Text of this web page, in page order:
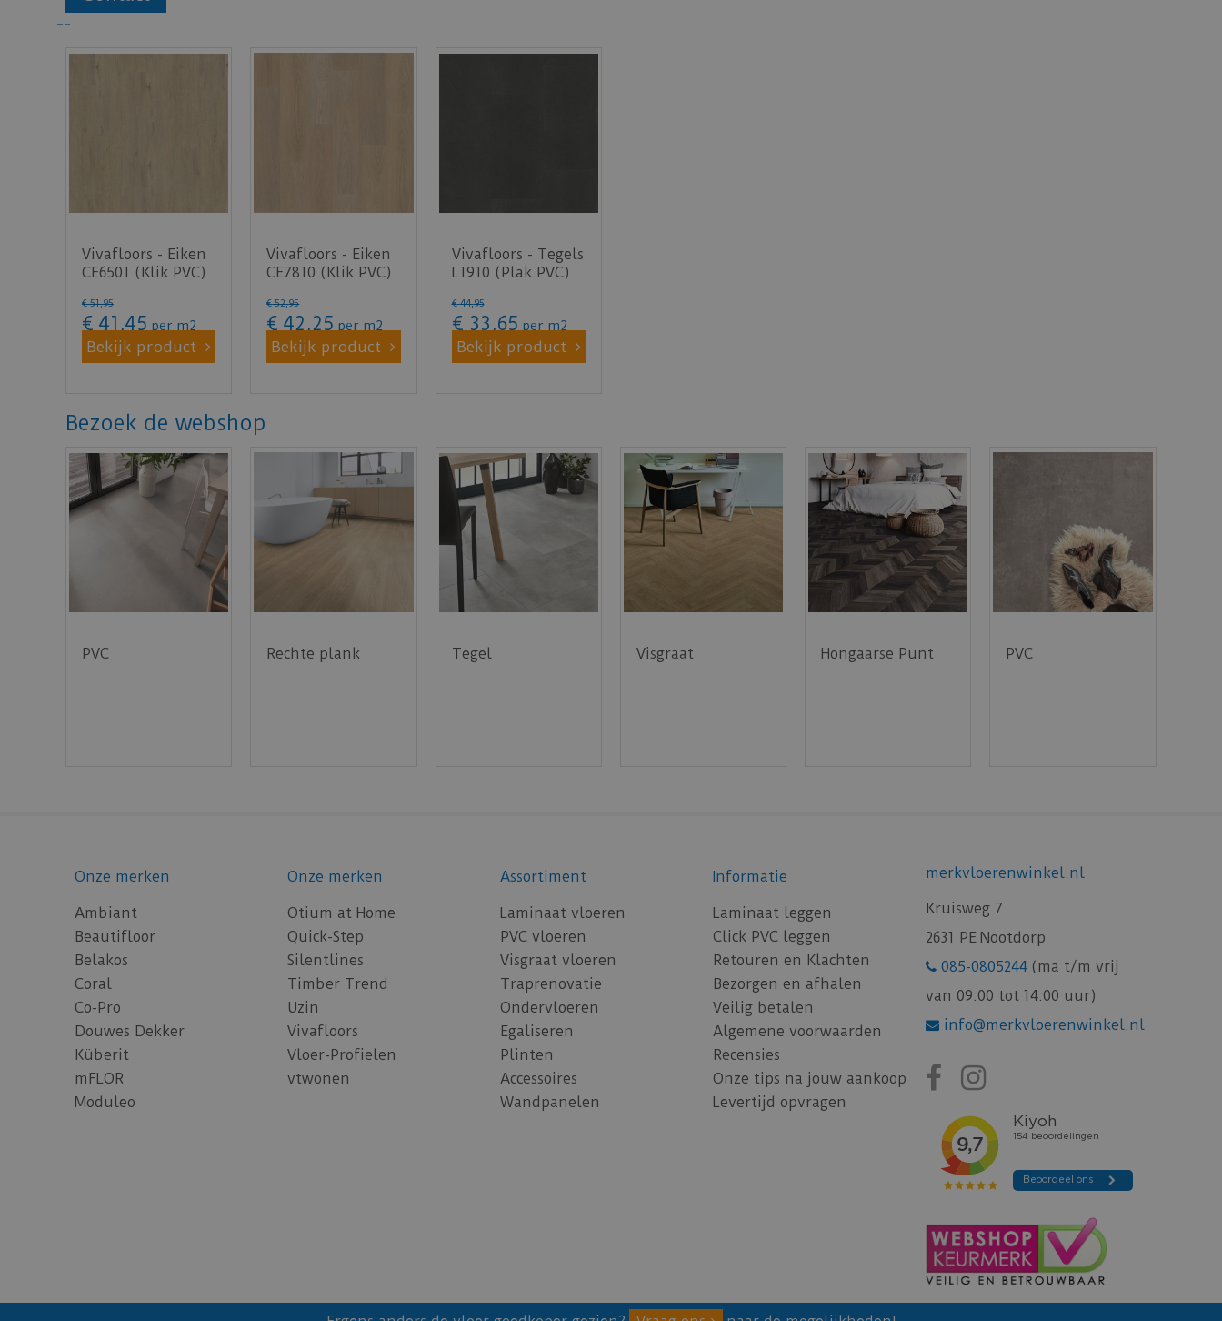
--
Vivafloors - Eiken
CE6501 (Klik PVC)
€ 51,95
€ 41 ,45 per m2
Bekijk product
Vivafloors - Eiken
CE7810 (Klik PVC)
€ 52,95
€ 42 ,25 per m2
Bekijk product
Vivafloors - Tegels
L1910 (Plak PVC)
€ 44,95
€ 33 ,65 per m2
Bekijk product
Bezoek de webshop
PVC Rechte plank Tegel Visgraat Hongaarse Punt PVC
Onze merken
Ambiant
Beautifloor
Belakos
Coral
Co-Pro
Douwes Dekker
Küberit
mFLOR
Moduleo
Onze merken
Otium at Home
Quick-Step
Silentlines
Timber Trend
Uzin
Vivafloors
Vloer-Profielen
vtwonen
Assortiment
Laminaat vloeren
PVC vloeren
Visgraat vloeren
Traprenovatie
Ondervloeren
Egaliseren
Plinten
Accessoires
Wandpanelen
Informatie
Laminaat leggen
Click PVC leggen
Retouren en Klachten
Bezorgen en afhalen
Veilig betalen
Algemene voorwaarden
Recensies
Onze tips na jouw aankoop
Levertijd opvragen
merkvloerenwinkel.nl
Kruisweg 7
2631 PE Nootdorp
085-0805244 (ma t/m vrij
van 09:00 tot 14:00 uur)
info@merkvloerenwinkel.nl